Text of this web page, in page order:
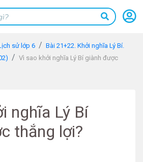
sử lớp 6
Bài 21+22. Khởi nghĩa Lý Bí.
Vì sao khởi nghĩa Lý Bí giành được
nghĩa Lý Bí
thắng lợi?